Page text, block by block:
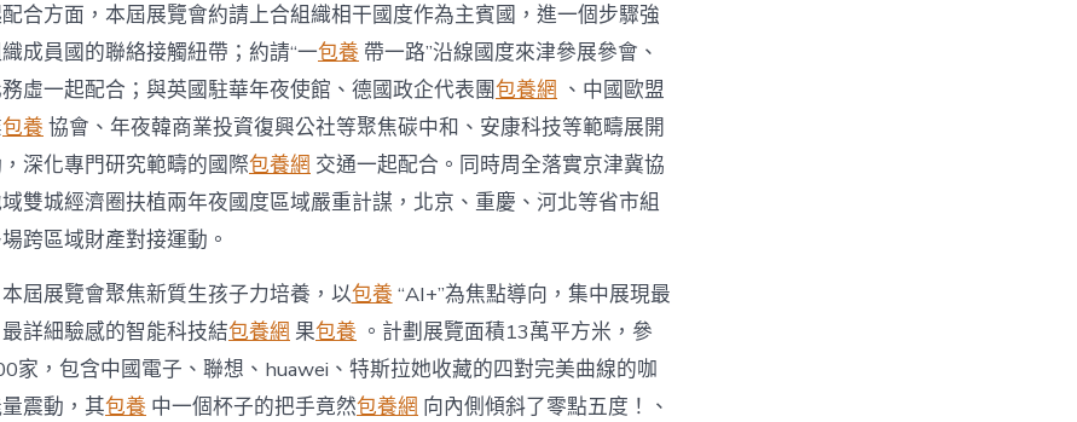
合方面，本屆展覽會約請上合組織相干國度作為主賓國，進一個步驟強
成員國的聯絡接觸紐帶；約請“一包養 帶一路”沿線國度來津參展參會、
虛一起配合；與英國駐華年夜使館、德國政企代表團包養網 、中國歐盟
包養 協會、年夜韓商業投資復興公社等聚焦碳中和、安康科技等範疇展開
深化專門研究範疇的國際包養網 交通一起配合。同時周全落實京津冀協
雙城經濟圈扶植兩年夜國度區域嚴重計謀，北京、重慶、河北等省市組
跨區域財產對接運動。
屆展覽會聚焦新質生孩子力培養，以包養 “AI+”為焦點導向，集中展現最
詳細驗感的智能科技結包養網 果包養 。計劃展覽面積13萬平方米，參
家，包含中國電子、聯想、huawei、特斯拉她收藏的四對完美曲線的咖
震動，其包養 中一個杯子的把手竟然包養網 向內側傾斜了零點五度！、